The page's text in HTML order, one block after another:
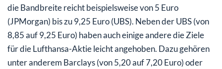
die Bandbreite reicht beispielsweise von 5 Euro
(JPMorgan) bis zu 9,25 Euro (UBS). Neben der UBS (von
8,85 auf 9,25 Euro) haben auch einige andere die Ziele
für die Lufthansa-Aktie leicht angehoben. Dazu gehören
unter anderem Barclays (von 5,20 auf 7,20 Euro) oder